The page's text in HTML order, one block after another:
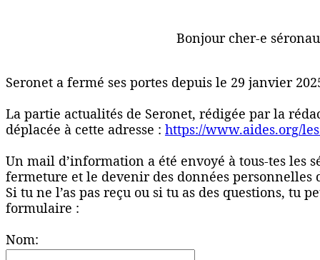
Bonjour cher-e
Seronet a fermé ses portes depuis le 29 janvier
La partie actualités de Seronet, rédigée par la
déplacée à cette adresse : https://www.aides.org/
Un mail d’information a été envoyé à tous-tes les
fermeture et le devenir des données personnelles
Si tu ne l’as pas reçu ou si tu as des questions, tu
formulaire :
Nom: